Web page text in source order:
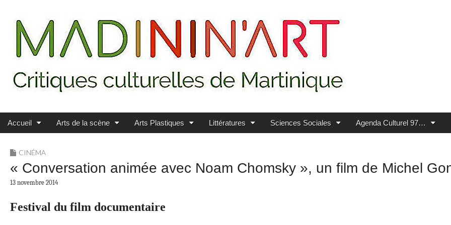
MADININ'ART
Main menu
Skip to content
Accueil Arts de la scène Arts Plastiques Littératures Sciences Sociales Agenda Culturel 97…
CINÉMA
« Conversation animée avec Noam Chomsky », un film de Michel
13 novembre 2014
Festival du film documentaire